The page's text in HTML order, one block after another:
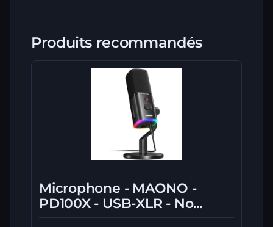
Produits recommandés
Microphone - MAONO -
PD100X - USB-XLR - No...